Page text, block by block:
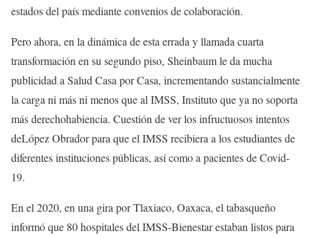
estados del país mediante convenios de colaboración.
Pero ahora, en la dinámica de esta errada y llamada cuarta
transformación en su segundo piso, Sheinbaum le da mucha
publicidad a Salud Casa por Casa, incrementando sustancialmente
la carga ni más ni menos que al IMSS, Instituto que ya no soporta
más derechohabiencia. Cuestión de ver los infructuosos intentos
deLópez Obrador para que el IMSS recibiera a los estudiantes de
diferentes instituciones públicas, así como a pacientes de Covid-
19.
En el 2020, en una gira por Tlaxiaco, Oaxaca, el tabasqueño
informó que 80 hospitales del IMSS-Bienestar estaban listos para